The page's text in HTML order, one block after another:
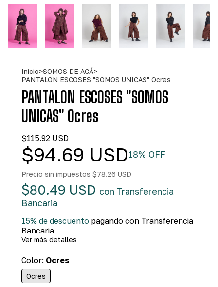
Inicio>SOMOS DE ACÁ>
PANTALON ESCOSES "SOMOS UNICAS" Ocres
PANTALON ESCOSES "SOMOS
UNICAS" Ocres
$115.92 USD
$94.69 USD18% OFF
Precio sin impuestos $78.26 USD
$80.49 USD con Transferencia
Bancaria
15% de descuento pagando con Transferencia
Bancaria
Ver más detalles
Color: Ocres
Ocres